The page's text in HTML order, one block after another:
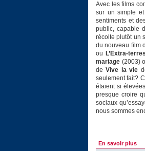
Avec les films
sur un simple et
sentiments et
public, capable
récolte plutôt un
du nouveau film
ou L’Extra-
mariage (2003)
deVive la vie
seulement fait?
étaient si
presque croire
sociaux
nous sommes
En savoir plus